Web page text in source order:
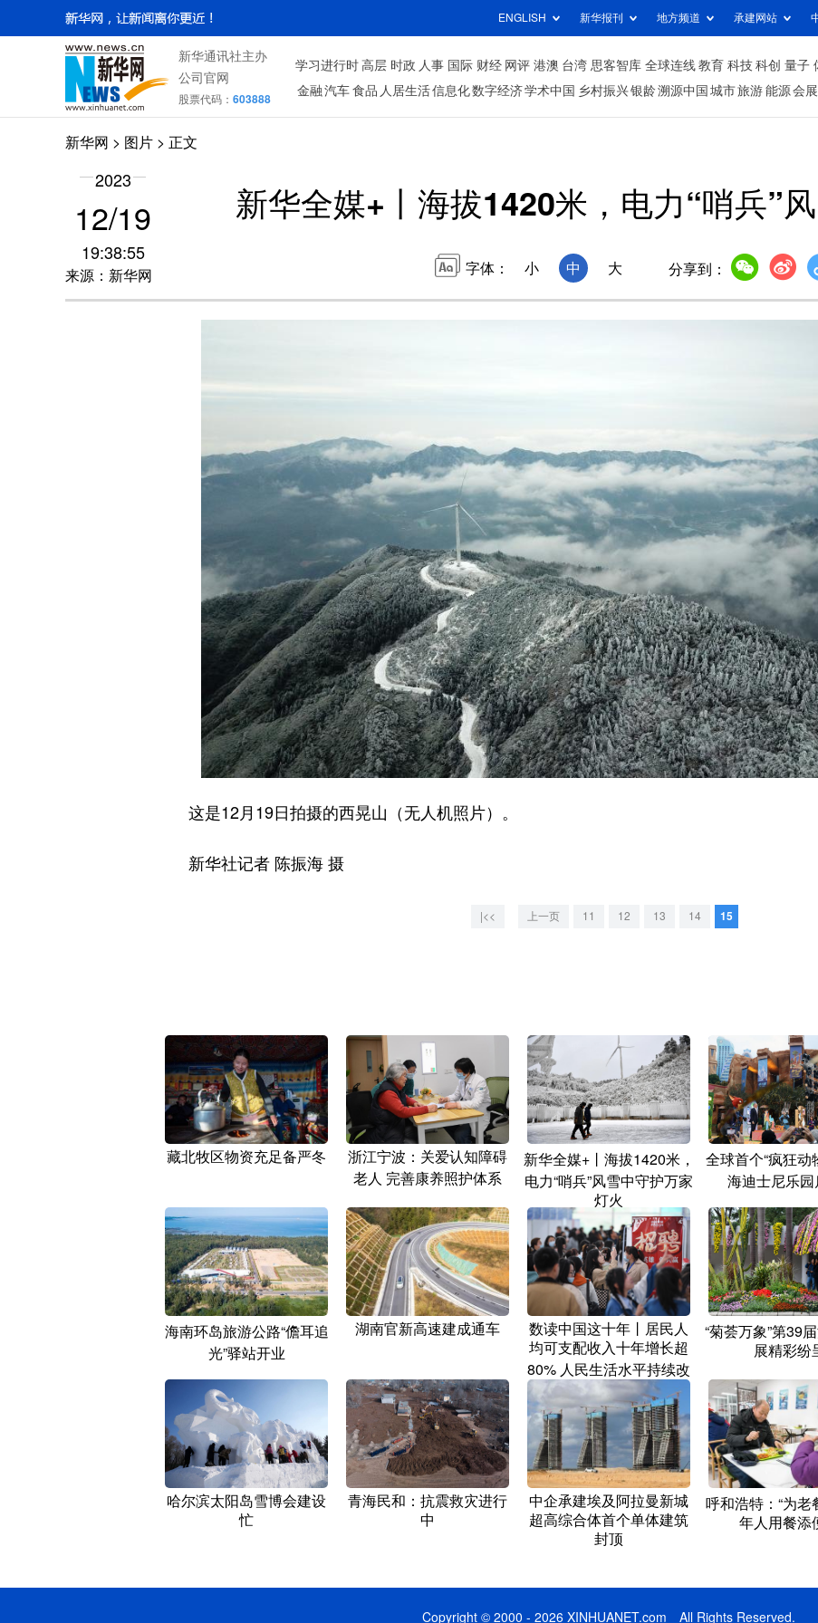
ENGLISH 新华报刊 地方频道 承建网站
新华通讯社主办
公司官网
股票代码： 603888
学习进行时 高层 时政 人事 国际 财经 网评 港澳 台湾 思客智库 全球连线 教育 科技 科创 量子
金融 汽车 食品 人居生活信息化数字经济学术中国 乡村振兴银龄溯源中国 城市旅游 能源 会展
新华网 > 图片 > 正文
2023
12/19
19:38:55
来源：新华网
新华全媒+丨海拔1420米，电力“哨兵”
字体： 小 中 大 分享到：
这是12月19日拍摄的西晃山（无人机照片）。
新华社记者 陈振海 摄
|<< 上一页 11 12 13 14 15
藏北牧区物资充足备严冬
浙江宁波：关爱认知障碍
老人 完善康养照护体系
新华全媒+丨海拔1420米，
电力“哨兵”风雪中守护万家
灯火
全球首个“疯狂动
海迪士尼乐园
海南环岛旅游公路“儋耳追
光”驿站开业
湖南官新高速建成通车
数读中国这十年丨居民人
均可支配收入十年增长超
80% 人民生活水平持续改
善
“菊荟万象”第39
展精彩纷
哈尔滨太阳岛雪博会建设
忙
青海民和：抗震救灾进行
中
中企承建埃及阿拉曼新城
超高综合体首个单体建筑
封顶
呼和浩特：“为老
年人用餐添
Copyright © 2000 - 2026 XINHUANET.com All Rights Reserved.